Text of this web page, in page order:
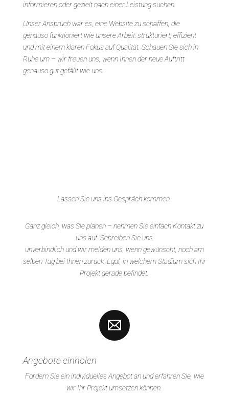
informieren oder gezielt nach einer Leistung suchen.
Unser Anspruch war es, eine Website zu schaffen, die
genauso funktioniert wie unsere Arbeit: strukturiert, effizient
und mit einem klaren Fokus auf Qualität. Schauen Sie sich in
Ruhe um – wir freuen uns, wenn Ihnen der neue Auftritt
genauso gut gefällt wie uns.
Lassen Sie uns ins Gespräch kommen.
Ganz gleich, was Sie planen – nehmen Sie einfach Kontakt zu
uns auf. Schreiben Sie uns
unverbindlich und wir melden uns, wenn gewünscht, noch am
selben Tag bei Ihnen zurück. Egal, in welchem Stadium sich Ihr
Projekt gerade befindet.
Angebote einholen
Fordern Sie ein individuelles Angebot an und erfahren Sie, wie
wir Ihr Projekt umsetzen können.